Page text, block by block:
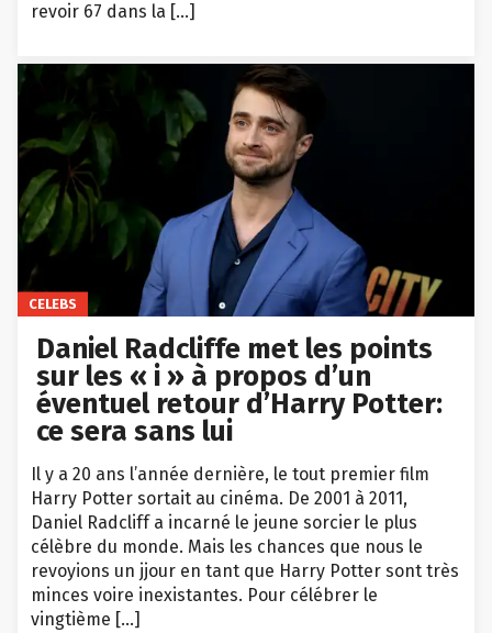
revoir 67 dans la […]
CELEBS
Daniel Radcliffe met les points
sur les « i » à propos d’un
éventuel retour d’Harry Potter:
ce sera sans lui
Il y a 20 ans l’année dernière, le tout premier film
Harry Potter sortait au cinéma. De 2001 à 2011,
Daniel Radcliff a incarné le jeune sorcier le plus
célèbre du monde. Mais les chances que nous le
revoyions un jjour en tant que Harry Potter sont très
minces voire inexistantes. Pour célébrer le
vingtième […]